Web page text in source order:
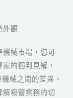
外觀
械市場，您可
的獨到見解，
械之間的差異、
吸管業務的切